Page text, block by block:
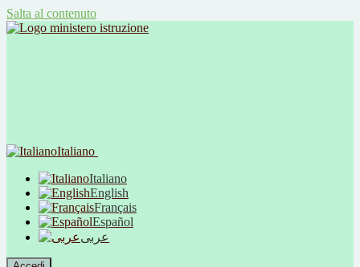
Salta al contenuto
Italiano
Italiano
English
Français
Español
عربى